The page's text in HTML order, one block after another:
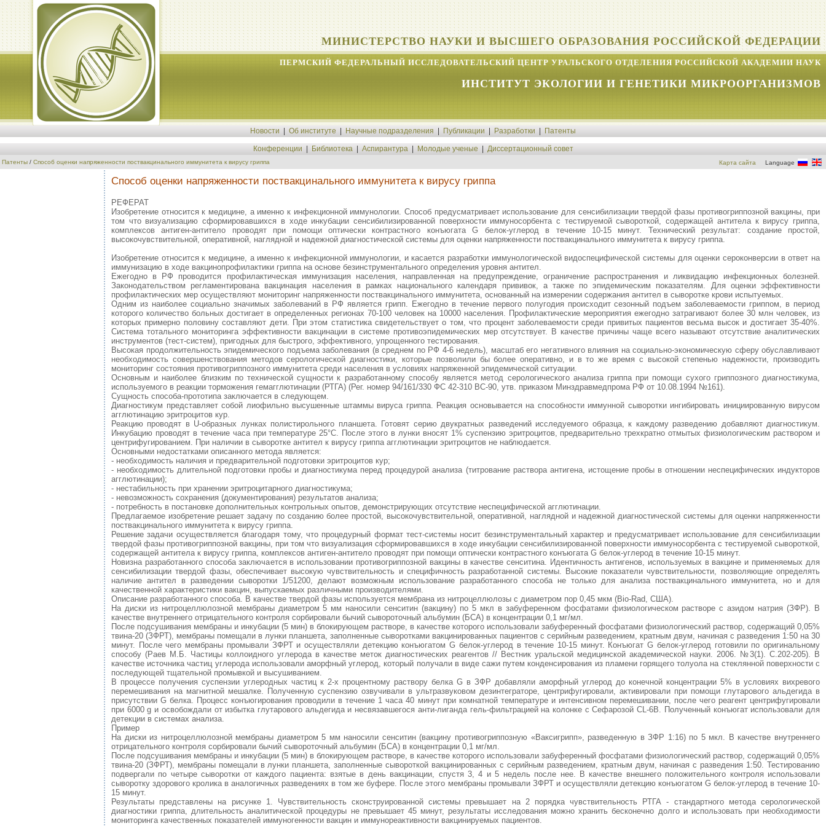
МИНИСТЕРСТВО НАУКИ И ВЫСШЕГО ОБРАЗОВАНИЯ РОССИЙСКОЙ ФЕДЕРАЦИИ
ПЕРМСКИЙ ФЕДЕРАЛЬНЫЙ ИССЛЕДОВАТЕЛЬСКИЙ ЦЕНТР УРАЛЬСКОГО ОТДЕЛЕНИЯ РОССИЙСКОЙ АКАДЕМИИ НАУК
ИНСТИТУТ ЭКОЛОГИИ И ГЕНЕТИКИ МИКРООРГАНИЗМОВ
Новости Об институте Научные подразделения Публикации Разработки Патенты
Конференции Библиотека Аспирантура Молодые ученые Диссертационный совет
Патенты / Способ оценки напряженности поствакцинального иммунитета к вирусу гриппа Карта сайта Language
Способ оценки напряженности поствакцинального иммунитета к вирусу гриппа
РЕФЕРАТ
Изобретение относится к медицине, а именно к инфекционной иммунологии. Способ предусматривает использование для сенсибилизации твердой фазы противогриппозной вакцины, при
том что визуализацию сформировавшихся в ходе инкубации сенсибилизированной поверхности иммуносорбента с тестируемой сывороткой, содержащей антитела к вирусу гриппа,
комплексов антиген-антитело проводят при помощи оптически контрастного конъюгата G белок-углерод в течение 10-15 минут. Технический результат: создание простой,
высокочувствительной, оперативной, наглядной и надежной диагностической системы для оценки напряженности поствакцинального иммунитета к вирусу гриппа.
Изобретение относится к медицине, а именно к инфекционной иммунологии, и касается разработки иммунологической видоспецифической системы для оценки сероконверсии в ответ на
иммунизацию в ходе вакцинопрофилактики гриппа на основе безинструментального определения уровня антител.
Ежегодно в РФ проводится профилактическая иммунизация населения, направленная на предупреждение, ограничение распространения и ликвидацию инфекционных болезней.
Законодательством регламентирована вакцинация населения в рамках национального календаря прививок, а также по эпидемическим показателям. Для оценки эффективности
профилактических мер осуществляют мониторинг напряженности поствакцинального иммунитета, основанный на измерении содержания антител в сыворотке крови испытуемых.
Одним из наиболее социально значимых заболеваний в РФ является грипп. Ежегодно в течение первого полугодия происходит сезонный подъем заболеваемости гриппом, в период
которого количество больных достигает в определенных регионах 70-100 человек на 10000 населения. Профилактические мероприятия ежегодно затрагивают более 30 млн человек, из
которых примерно половину составляют дети. При этом статистика свидетельствует о том, что процент заболеваемости среди привитых пациентов весьма высок и достигает 35-40%.
Система тотального мониторинга эффективности вакцинации в системе противоэпидемических мер отсутствует. В качестве причины чаще всего называют отсутствие аналитических
инструментов (тест-систем), пригодных для быстрого, эффективного, упрощенного тестирования.
Высокая продолжительность эпидемического подъема заболевания (в среднем по РФ 4-6 недель), масштаб его негативного влияния на социально-экономическую сферу обуславливают
необходимость совершенствования методов серологической диагностики, которые позволили бы более оперативно, и в то же время с высокой степенью надежности, производить
мониторинг состояния противогриппозного иммунитета среди населения в условиях напряженной эпидемической ситуации.
Основным и наиболее близким по технической сущности к разработанному способу является метод серологического анализа гриппа при помощи сухого гриппозного диагностикума,
используемого в реакции торможения гемагглютинации (РТГА) (Рег. номер 94/161/330 ФС 42-310 ВС-90, утв. приказом Минздравмедпрома РФ от 10.08.1994 №161).
Сущность способа-прототипа заключается в следующем.
Диагностикум представляет собой лиофильно высушенные штаммы вируса гриппа. Реакция основывается на способности иммунной сыворотки ингибировать инициированную вирусом
агглютинацию эритроцитов кур.
Реакцию проводят в U-образных лунках полистирольного планшета. Готовят серию двукратных разведений исследуемого образца, к каждому разведению добавляют диагностикум.
Инкубацию проводят в течение часа при температуре 25°C. После этого в лунки вносят 1% суспензию эритроцитов, предварительно трехкратно отмытых физиологическим раствором и
центрифугированием. При наличии в сыворотке антител к вирусу гриппа агглютинации эритроцитов не наблюдается.
Основными недостатками описанного метода является:
- необходимость наличия и предварительной подготовки эритроцитов кур;
- необходимость длительной подготовки пробы и диагностикума перед процедурой анализа (титрование раствора антигена, истощение пробы в отношении неспецифических индукторов
агглютинации);
- нестабильность при хранении эритроцитарного диагностикума;
- невозможность сохранения (документирования) результатов анализа;
- потребность в постановке дополнительных контрольных опытов, демонстрирующих отсутствие неспецифической агглютинации.
Предлагаемое изобретение решает задачу по созданию более простой, высокочувствительной, оперативной, наглядной и надежной диагностической системы для оценки напряженности
поствакцинального иммунитета к вирусу гриппа.
Решение задачи осуществляется благодаря тому, что процедурный формат тест-системы носит безинструментальный характер и предусматривает использование для сенсибилизации
твердой фазы противогриппозной вакцины, при том что визуализация сформировавшихся в ходе инкубации сенсибилизированной поверхности иммуносорбента с тестируемой сывороткой,
содержащей антитела к вирусу гриппа, комплексов антиген-антитело проводят при помощи оптически контрастного конъюгата G белок-углерод в течение 10-15 минут.
Новизна разработанного способа заключается в использовании противогриппозной вакцины в качестве сенситина. Идентичность антигенов, используемых в вакцине и применяемых для
сенсибилизации твердой фазы, обеспечивает высокую чувствительность и специфичность разработанной системы. Высокие показатели чувствительности, позволяющие определять
наличие антител в разведении сыворотки 1/51200, делают возможным использование разработанного способа не только для анализа поствакцинального иммунитета, но и для
качественной характеристики вакцин, выпускаемых различными производителями.
Описание разработанного способа. В качестве твердой фазы используется мембрана из нитроцеллюлозы с диаметром пор 0,45 мкм (Bio-Rad, США).
На диски из нитроцеллюлозной мембраны диаметром 5 мм наносили сенситин (вакцину) по 5 мкл в забуференном фосфатами физиологическом растворе с азидом натрия (ЗФР). В
качестве внутреннего отрицательного контроля сорбировали бычий сывороточный альбумин (БСА) в концентрации 0,1 мг/мл.
После подсушивания мембраны и инкубации (5 мин) в блокирующем растворе, в качестве которого использовали забуференный фосфатами физиологический раствор, содержащий 0,05%
твина-20 (ЗФРТ), мембраны помещали в лунки планшета, заполненные сыворотками вакцинированных пациентов с серийным разведением, кратным двум, начиная с разведения 1:50 на 30
минут. После чего мембраны промывали ЗФРТ и осуществляли детекцию конъюгатом G белок-углерод в течение 10-15 минут. Конъюгат G белок-углерод готовили по оригинальному
способу (Раев М.Б. Частицы коллоидного углерода в качестве меток диагностических реагентов // Вестник уральской медицинской академической науки. 2006. №3(1). С.202-205). В
качестве источника частиц углерода использовали аморфный углерод, который получали в виде сажи путем конденсирования из пламени горящего толуола на стеклянной поверхности с
последующей тщательной промывкой и высушиванием.
В процессе получения суспензии углеродных частиц к 2-х процентному раствору белка G в ЗФР добавляли аморфный углерод до конечной концентрации 5% в условиях вихревого
перемешивания на магнитной мешалке. Полученную суспензию озвучивали в ультразвуковом дезинтеграторе, центрифугировали, активировали при помощи глутарового альдегида в
присутствии G белка. Процесс конъюгирования проводили в течение 1 часа 40 минут при комнатной температуре и интенсивном перемешивании, после чего реагент центрифугировали
при 6000 g и освобождали от избытка глутарового альдегида и несвязавшегося анти-лиганда гель-фильтрацией на колонке с Сефарозой CL-6B. Полученный конъюгат использовали для
детекции в системах анализа.
Пример
На диски из нитроцеллюлозной мембраны диаметром 5 мм наносили сенситин (вакцину противогриппозную «Ваксигрипп», разведенную в ЗФР 1:16) по 5 мкл. В качестве внутреннего
отрицательного контроля сорбировали бычий сывороточный альбумин (БСА) в концентрации 0,1 мг/мл.
После подсушивания мембраны и инкубации (5 мин) в блокирующем растворе, в качестве которого использовали забуференный фосфатами физиологический раствор, содержащий 0,05%
твина-20 (ЗФРТ), мембраны помещали в лунки планшета, заполненные сывороткой вакцинированных с серийным разведением, кратным двум, начиная с разведения 1:50. Тестированию
подвергали по четыре сыворотки от каждого пациента: взятые в день вакцинации, спустя 3, 4 и 5 недель после нее. В качестве внешнего положительного контроля использовали
сыворотку здорового кролика в аналогичных разведениях в том же буфере. После этого мембраны промывали ЗФРТ и осуществляли детекцию конъюгатом G белок-углерод в течение 10-
15 минут.
Результаты представлены на рисунке 1. Чувствительность сконструированной системы превышает на 2 порядка чувствительность РТГА - стандартного метода серологической
диагностики гриппа, длительность аналитической процедуры не превышает 45 минут, результаты исследования можно хранить бесконечно долго и использовать при необходимости
мониторинга качественных показателей иммуногенности вакцин и иммунореактивности вакцинируемых пациентов.